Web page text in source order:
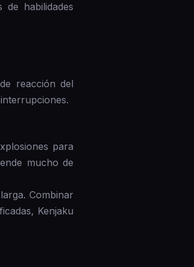
habilidades
reacción del
para
mucho de
Combinar
Kenjaku